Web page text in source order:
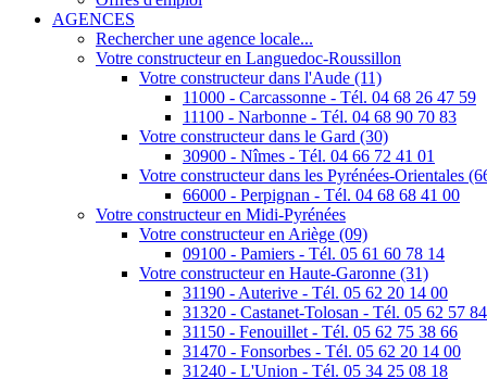
AGENCES
Rechercher une agence locale...
Votre constructeur en Languedoc-Roussillon
Votre constructeur dans l'Aude (11)
11000 - Carcassonne - Tél. 04 68 26 47 59
11100 - Narbonne - Tél. 04 68 90 70 83
Votre constructeur dans le Gard (30)
30900 - Nîmes - Tél. 04 66 72 41 01
Votre constructeur dans les Pyrénées-Orientales
66000 - Perpignan - Tél. 04 68 68 41 00
Votre constructeur en Midi-Pyrénées
Votre constructeur en Ariège (09)
09100 - Pamiers - Tél. 05 61 60 78 14
Votre constructeur en Haute-Garonne (31)
31190 - Auterive - Tél. 05 62 20 14 00
31320 - Castanet-Tolosan - Tél. 05 62 57
31150 - Fenouillet - Tél. 05 62 75 38 66
31470 - Fonsorbes - Tél. 05 62 20 14 00
31240 - L'Union - Tél. 05 34 25 08 18